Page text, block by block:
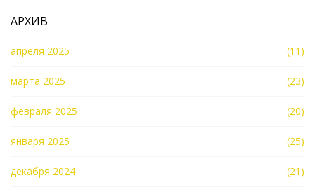
АРХИВ
апреля 2025 (11)
марта 2025 (23)
февраля 2025 (20)
января 2025 (25)
декабря 2024 (21)